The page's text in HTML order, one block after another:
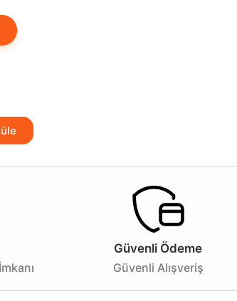
kullanım için tasarlanmıştır.
aydınlatır. Enerji verimliliği ile dikkat
kasası sayesinde hafif ama
sağlarken, şık beyaz kasa
katacaktır. Enerji tasarrufu yaparak uzun
Güvenli Ödeme
Güvenli Alışveriş